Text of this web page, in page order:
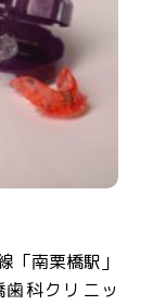
「南栗橋駅」
科クリニッ